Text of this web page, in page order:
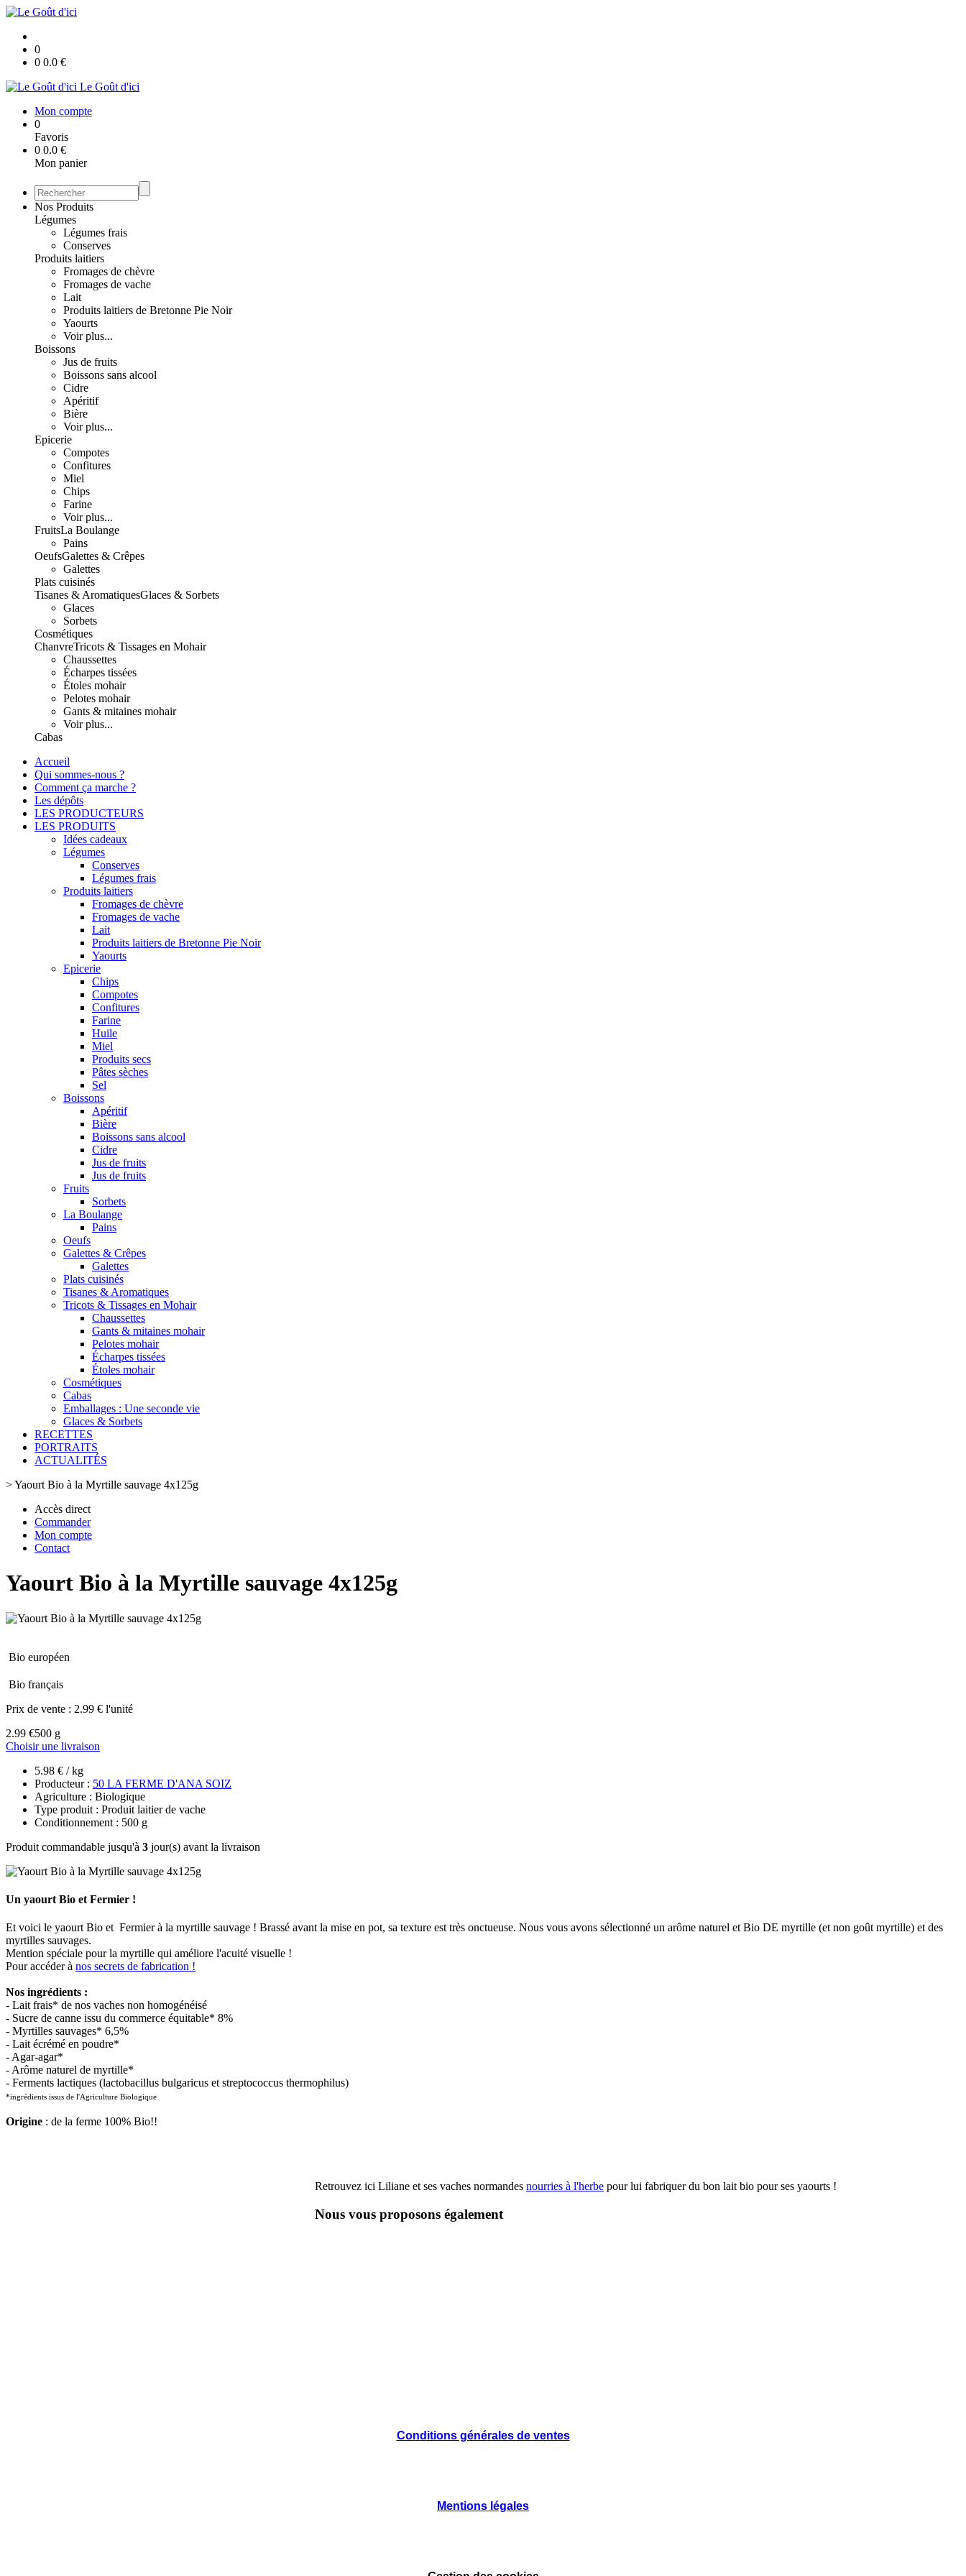
0
0 0.0 €
Le Goût d'ici
Mon compte
0
Favoris
0 0.0 €
Mon panier
Nos Produits
Légumes
Légumes frais
Conserves
Produits laitiers
Fromages de chèvre
Fromages de vache
Lait
Produits laitiers de Bretonne Pie Noir
Yaourts
Voir plus...
Boissons
Jus de fruits
Boissons sans alcool
Cidre
Apéritif
Bière
Voir plus...
Epicerie
Compotes
Confitures
Miel
Chips
Farine
Voir plus...
FruitsLa Boulange
Pains
OeufsGalettes & Crêpes
Galettes
Plats cuisinés
Tisanes & AromatiquesGlaces & Sorbets
Glaces
Sorbets
Cosmétiques
ChanvreTricots & Tissages en Mohair
Chaussettes
Écharpes tissées
Étoles mohair
Pelotes mohair
Gants & mitaines mohair
Voir plus...
Cabas
Accueil
Qui sommes-nous ?
Comment ça marche ?
Les dépôts
LES PRODUCTEURS
LES PRODUITS
Idées cadeaux
Légumes
Conserves
Légumes frais
Produits laitiers
Fromages de chèvre
Fromages de vache
Lait
Produits laitiers de Bretonne Pie Noir
Yaourts
Epicerie
Chips
Compotes
Confitures
Farine
Huile
Miel
Produits secs
Pâtes sèches
Sel
Boissons
Apéritif
Bière
Boissons sans alcool
Cidre
Jus de fruits
Jus de fruits
Fruits
Sorbets
La Boulange
Pains
Oeufs
Galettes & Crêpes
Galettes
Plats cuisinés
Tisanes & Aromatiques
Tricots & Tissages en Mohair
Chaussettes
Gants & mitaines mohair
Pelotes mohair
Écharpes tissées
Étoles mohair
Cosmétiques
Cabas
Emballages : Une seconde vie
Glaces & Sorbets
RECETTES
PORTRAITS
ACTUALITÉS
>Yaourt Bio à la Myrtille sauvage 4x125g
Accès direct
Commander
Mon compte
Contact
Yaourt Bio à la Myrtille sauvage 4x125g
Bio européen
Bio français
Prix de vente : 2.99 € l'unité
2.99 €500 g
Choisir une livraison
5.98 € / kg
Producteur : 50 LA FERME D'ANA SOIZ
Agriculture : Biologique
Type produit : Produit laitier de vache
Conditionnement : 500 g
Produit commandable jusqu'à 3 jour(s) avant la livraison
Un yaourt Bio et Fermier !
Et voici le yaourt Bio et Fermier à la myrtille sauvage ! Brassé avant la mise en pot, sa texture est très onctueuse. Nous vous avons sélectionné un arôme naturel et Bio DE myrtille (et non goût myrtille) et des
myrtilles sauvages.
Mention spéciale pour la myrtille qui améliore l'acuité visuelle !
Pour accéder à nos secrets de fabrication !
Nos ingrédients :
- Lait frais* de nos vaches non homogénéisé
- Sucre de canne issu du commerce équitable* 8%
- Myrtilles sauvages* 6,5%
- Lait écrémé en poudre*
- Agar-agar*
- Arôme naturel de myrtille*
- Ferments lactiques (lactobacillus bulgaricus et streptococcus thermophilus)
*ingrédients issus de l'Agriculture Biologique
Origine : de la ferme 100% Bio!!
Retrouvez ici Liliane et ses vaches normandes nourries à l'herbe pour lui fabriquer du bon lait bio pour ses yaourts !
Nous vous proposons également
Conditions générales de ventes
Mentions légales